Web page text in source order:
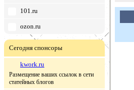
101.ru
ozon.ru
Сегодня спонсоры
kwork.ru
Размещение ваших ссылок в сети
статейных блогов